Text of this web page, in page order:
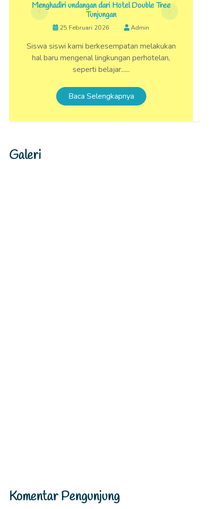
Menghadiri undangan dari Hotel Double Tree
Tunjungan
25 Februari 2026 Admin
Siswa siswi kami berkesempatan melakukan
hal baru mengenal lingkungan perhotelan,
seperti belajar......
Baca Selengkapnya
Galeri
Komentar Pengunjung